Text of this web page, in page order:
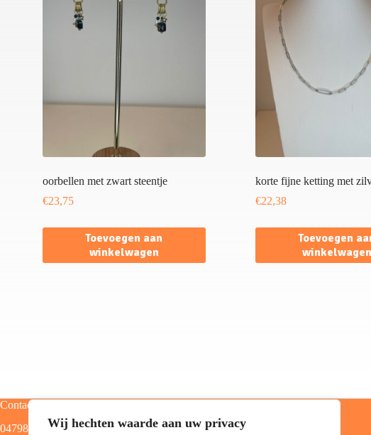
Wij hechten waarde aan uw privacy
oorbellen met zwart steentje
€23,75
Toevoegen aan
winkelwagen
korte fijne ketting met
€22,38
Toevoegen
winkelwagen
Contact
0479805129
Home